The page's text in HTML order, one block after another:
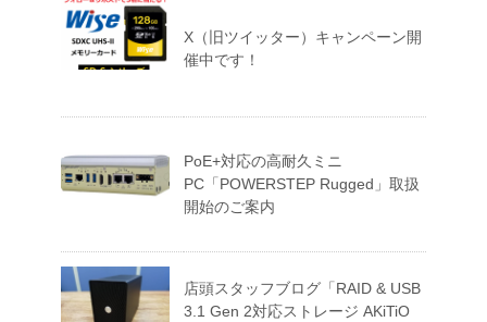
X（旧ツイッター）キャンペーン開
催中です！
PoE+対応の高耐久ミニ
PC「POWERSTEP Rugged」取扱
開始のご案内
店頭スタッフブログ「RAID & USB
3.1 Gen 2対応ストレージ AKiTiO